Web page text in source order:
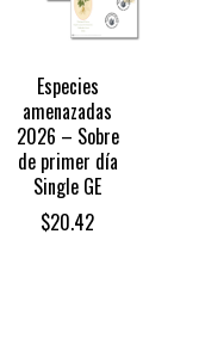
Especies
amenazadas
2026 – Sobre
de primer día
Single GE
$20.42